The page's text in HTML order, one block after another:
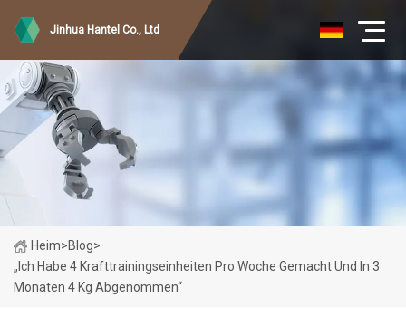
Jinhua Hantel Co., Ltd
Heim>Blog>
„Ich Habe 4 Krafttrainingseinheiten Pro Woche Gemacht Und In 3
Monaten 4 Kg Abgenommen“